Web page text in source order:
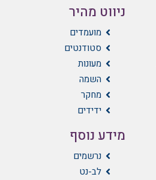
ניווט מהיר
מועמדים
סטודנטים
מעונות
השמה
מחקר
ידידים
מידע נוסף
נרשמים
לב-נט